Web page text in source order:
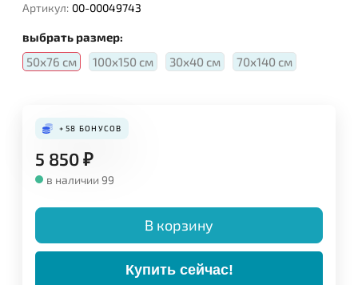
Артикул: 00-00049743
выбрать размер:
50х76 см
100х150 см 30х40 см 70х140 см
+58 БОНУСОВ
5 850₽
в наличии 99
В корзину
Купить сейчас!